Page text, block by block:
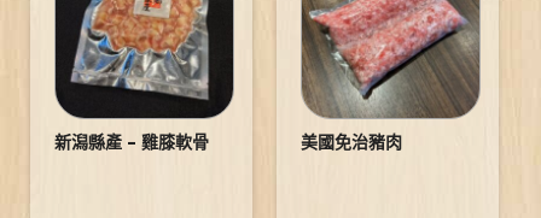
新潟縣產 – 雞膝軟骨 美國免治豬肉